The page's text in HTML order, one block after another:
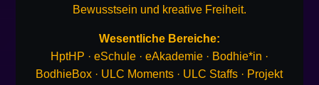
Bewusstsein und kreative Freiheit.
Wesentliche Bereiche:
HptHP · eSchule · eAkademie · Bodhie*in ·
BodhieBox · ULC Moments · ULC Staffs · Projekt